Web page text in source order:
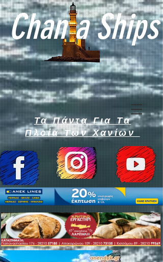
Chan a Ships
Τα Πάντα Για Τα
Πλοία Των Χανίων